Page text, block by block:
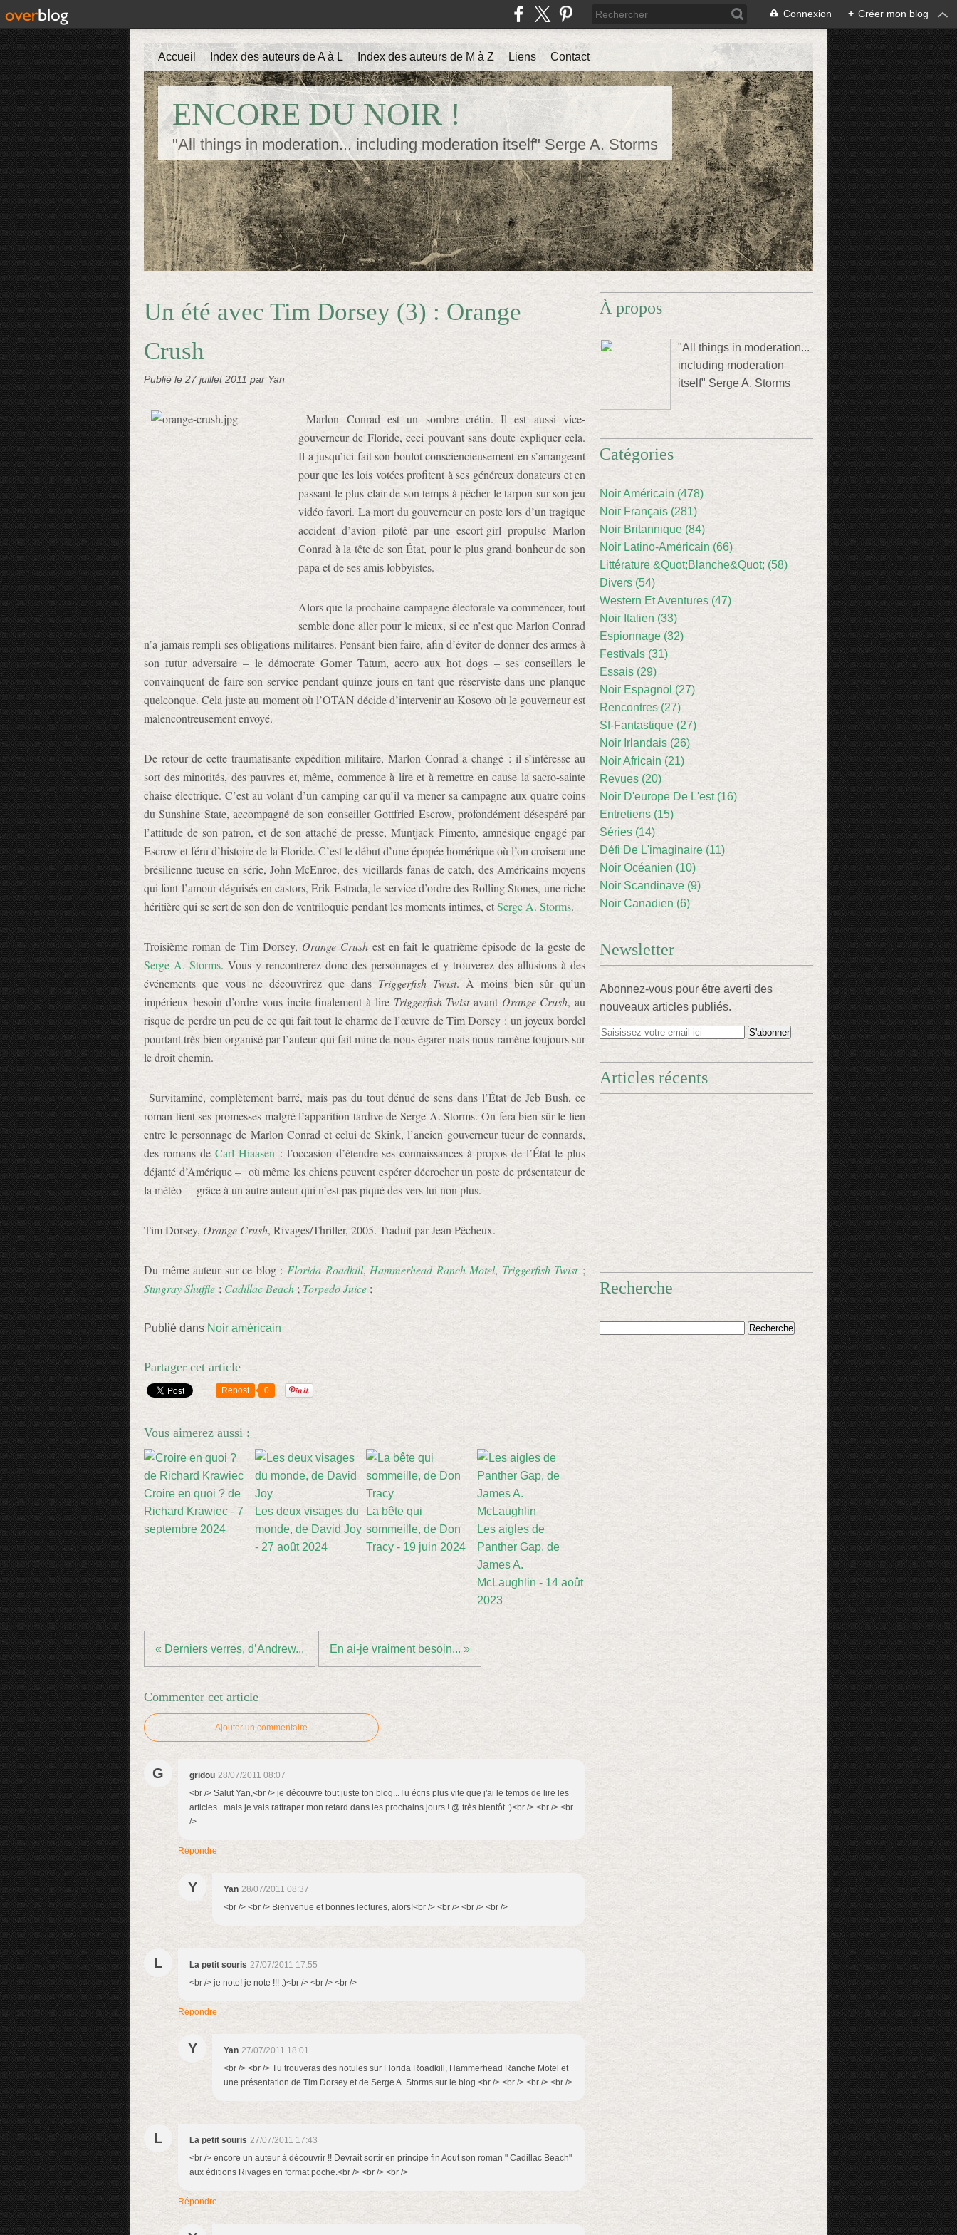
Connexion + Créer mon blog
ENCORE DU NOIR !
"All things in moderation... including moderation itself" Serge A. Storms
Accueil Index des auteurs de A à L Index des auteurs de M à Z Liens Contact
Un été avec Tim Dorsey (3) : Orange
Crush
Publié le 27 juillet 2011 par Yan
Marlon Conrad est un sombre crétin. Il est aussi vice-
gouverneur de Floride, ceci pouvant sans doute expliquer cela.
Il a jusqu’ici fait son boulot consciencieusement en s’arrangeant
pour que les lois votées profitent à ses généreux donateurs et en
passant le plus clair de son temps à pêcher le tarpon sur son jeu
vidéo favori. La mort du gouverneur en poste lors d’un tragique
accident d’avion piloté par une escort-girl propulse Marlon
Conrad à la tête de son État, pour le plus grand bonheur de son
papa et de ses amis lobbyistes.
Alors que la prochaine campagne électorale va commencer, tout
semble donc aller pour le mieux, si ce n’est que Marlon Conrad
n’a jamais rempli ses obligations militaires. Pensant bien faire, afin d’éviter de donner des armes à
son futur adversaire – le démocrate Gomer Tatum, accro aux hot dogs – ses conseillers le
convainquent de faire son service pendant quinze jours en tant que réserviste dans une planque
quelconque. Cela juste au moment où l’OTAN décide d’intervenir au Kosovo où le gouverneur est
malencontreusement envoyé.
De retour de cette traumatisante expédition militaire, Marlon Conrad a changé : il s’intéresse au
sort des minorités, des pauvres et, même, commence à lire et à remettre en cause la sacro-sainte
chaise électrique. C’est au volant d’un camping car qu’il va mener sa campagne aux quatre coins
du Sunshine State, accompagné de son conseiller Gottfried Escrow, profondément désespéré par
l’attitude de son patron, et de son attaché de presse, Muntjack Pimento, amnésique engagé par
Escrow et féru d’histoire de la Floride. C’est le début d’une épopée homérique où l’on croisera une
brésilienne tueuse en série, John McEnroe, des vieillards fanas de catch, des Américains moyens
qui font l’amour déguisés en castors, Erik Estrada, le service d’ordre des Rolling Stones, une riche
héritière qui se sert de son don de ventriloquie pendant les moments intimes, etSerge A. Storms.
Troisième roman de Tim Dorsey, Orange Crushest en fait le quatrième épisode de la geste de
Serge A. Storms. Vous y rencontrerez donc des personnages et y trouverez des allusions à des
événements que vous ne découvrirez que dans Triggerfish Twist. À moins bien sûr qu’un
impérieux besoin d’ordre vous incite finalement à lire Triggerfish Twistavant Orange Crush, au
risque de perdre un peu de ce qui fait tout le charme de l’œuvre de Tim Dorsey : un joyeux bordel
pourtant très bien organisé par l’auteur qui fait mine de nous égarer mais nous ramène toujours sur
le droit chemin.
Survitaminé, complètement barré, mais pas du tout dénué de sens dans l’État de Jeb Bush, ce
roman tient ses promesses malgré l’apparition tardive de Serge A. Storms. On fera bien sûr le lien
entre le personnage de Marlon Conrad et celui de Skink, l’ancien gouverneur tueur de connards,
des romans de Carl Hiaasen : l’occasion d’étendre ses connaissances à propos de l’État le plus
déjanté d’Amérique – où même les chiens peuvent espérer décrocher un poste de présentateur de
la météo – grâce à un autre auteur qui n’est pas piqué des vers lui non plus.
Tim Dorsey, Orange Crush, Rivages/Thriller, 2005. Traduit par Jean Pêcheux.
Du même auteur sur ce blog : Florida Roadkill, Hammerhead Ranch Motel, Triggerfish Twist ;
Stingray Shuffle ; Cadillac Beach ; Torpedo Juice ;
Publié dans Noir américain
Partager cet article
Repost 0
Vous aimerez aussi :
Croire en quoi ? de
Richard Krawiec - 7
septembre 2024
Les deux visages du
monde, de David Joy
- 27 août 2024
La bête qui
sommeille, de Don
Tracy - 19 juin 2024
Les aigles de
Panther Gap, de
James A.
McLaughlin - 14 août
2023
« Derniers verres, d’Andrew... En ai-je vraiment besoin... »
Commenter cet article
Ajouter un commentaire
G gridou 28/07/2011 08:07
<br /> Salut Yan,<br /> je découvre tout juste ton blog...Tu écris plus vite que j'ai le temps de lire les
articles...mais je vais rattraper mon retard dans les prochains jours ! @ très bientôt :)<br /> <br /> <br
/>
Répondre
Y Yan 28/07/2011 08:37
<br /> <br /> Bienvenue et bonnes lectures, alors!<br /> <br /> <br /> <br />
L La petit souris 27/07/2011 17:55
<br /> je note! je note !!! :)<br /> <br /> <br />
Répondre
Y Yan 27/07/2011 18:01
<br /> <br /> Tu trouveras des notules sur Florida Roadkill, Hammerhead Ranche Motel et
une présentation de Tim Dorsey et de Serge A. Storms sur le blog.<br /> <br /> <br /> <br />
L La petit souris 27/07/2011 17:43
<br /> encore un auteur à découvrir !! Devrait sortir en principe fin Aout son roman " Cadillac Beach"
aux éditions Rivages en format poche.<br /> <br /> <br />
Répondre
À propos
"All things in moderation...
including moderation
itself" Serge A. Storms
Catégories
Noir Américain (478)
Noir Français (281)
Noir Britannique (84)
Noir Latino-Américain (66)
Littérature &Quot;Blanche&Quot; (58)
Divers (54)
Western Et Aventures (47)
Noir Italien (33)
Espionnage (32)
Festivals (31)
Essais (29)
Noir Espagnol (27)
Rencontres (27)
Sf-Fantastique (27)
Noir Irlandais (26)
Noir Africain (21)
Revues (20)
Noir D'europe De L'est (16)
Entretiens (15)
Séries (14)
Défi De L'imaginaire (11)
Noir Océanien (10)
Noir Scandinave (9)
Noir Canadien (6)
Newsletter
Abonnez-vous pour être averti des
nouveaux articles publiés.
Articles récents
Recherche